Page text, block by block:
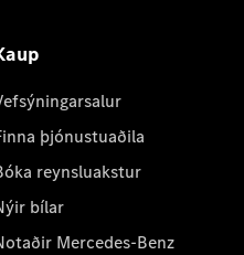
þjónustuaðila
reynsluakstur
bílar
Mercedes-Benz